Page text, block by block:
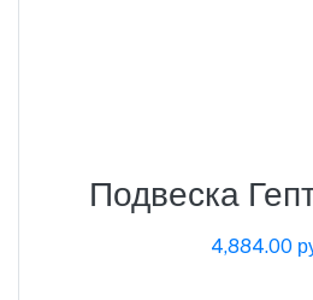
Подвеска
4,884.00